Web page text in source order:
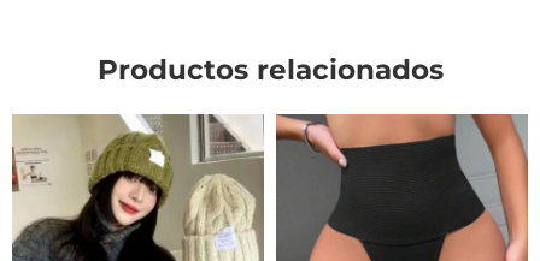
Productos relacionados